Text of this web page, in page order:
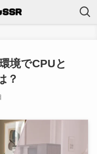
境でCPUと
？